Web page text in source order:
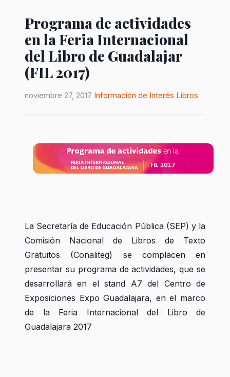
Programa de actividades
en la Feria Internacional
del Libro de Guadalajar
(FIL 2017)
noviembre 27, 2017 Información de Interés Libros
La Secretaría de Educación Pública (SEP) y la
Comisión Nacional de Libros de Texto
Gratuitos (Conaliteg) se complacen en
presentar su programa de actividades, que se
desarrollará en el stand A7 del Centro de
Exposiciones Expo Guadalajara, en el marco
de la Feria Internacional del Libro de
Guadalajara 2017